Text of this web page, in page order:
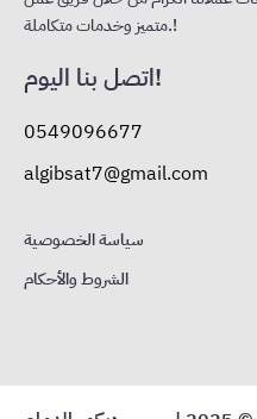
متميز وخدمات متكاملة.!
اتصل بنا اليوم!
0549096677
algibsat7@gmail.com
سياسة الخصوصية
الشروط والأحكام